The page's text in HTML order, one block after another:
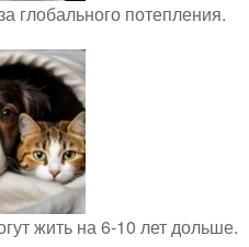
глобального потепления.
жить на 6-10 лет дольше.